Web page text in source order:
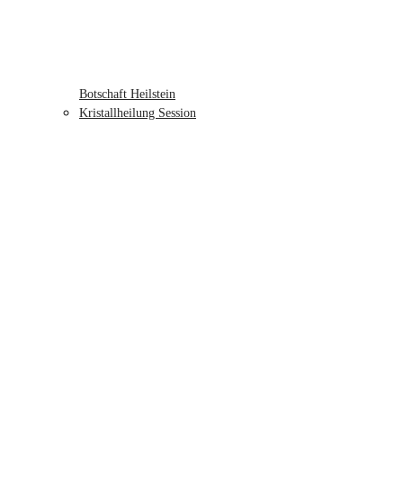
Botschaft Heilstein
Kristallheilung Session